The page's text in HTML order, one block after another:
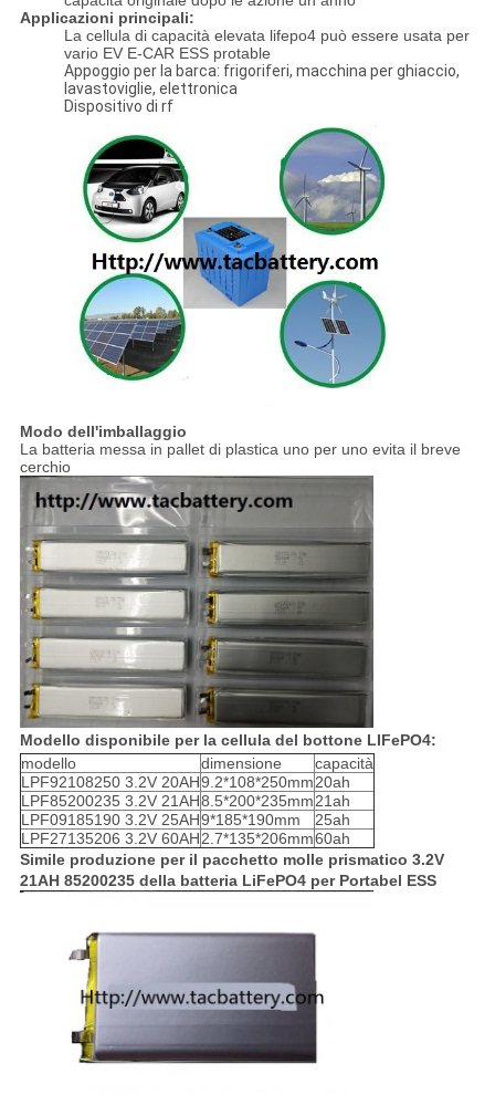
Applicazioni principali:
La cellula di capacità elevata lifepo4 può essere usata per
vario EV E-CAR ESS protable
Appoggio per la barca: frigoriferi, macchina per ghiaccio,
lavastoviglie, elettronica
Dispositivo di rf
Modo dell'imballaggio
La batteria messa in pallet di plastica uno per uno evita il breve
cerchio
Modello disponibile per la cellula del bottone LIFePO4:
modello
dimensione
capacità
LPF92108250 3.2V 20AH9.2*108*250mm20ah
LPF85200235 3.2V 21AH8.5*200*235mm21ah
LPF09185190 3.2V 25AH9*185*190mm
25ah
LPF27135206 3.2V 60AH2.7*135*206mm60ah
Simile produzione per il pacchetto molle prismatico 3.2V
21AH 85200235 della batteria LiFePO4 per Portabel ESS